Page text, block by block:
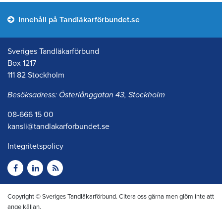
Innehåll på Tandläkarförbundet.se
Sveriges Tandläkarförbund
Box 1217
111 82 Stockholm
Besöksadress: Österlånggatan 43, Stockholm
08-666 15 00
kansli@tandlakarforbundet.se
Integritetspolicy
Copyright © Sveriges Tandläkarförbund. Citera oss gärna men glöm inte att
ange källan.